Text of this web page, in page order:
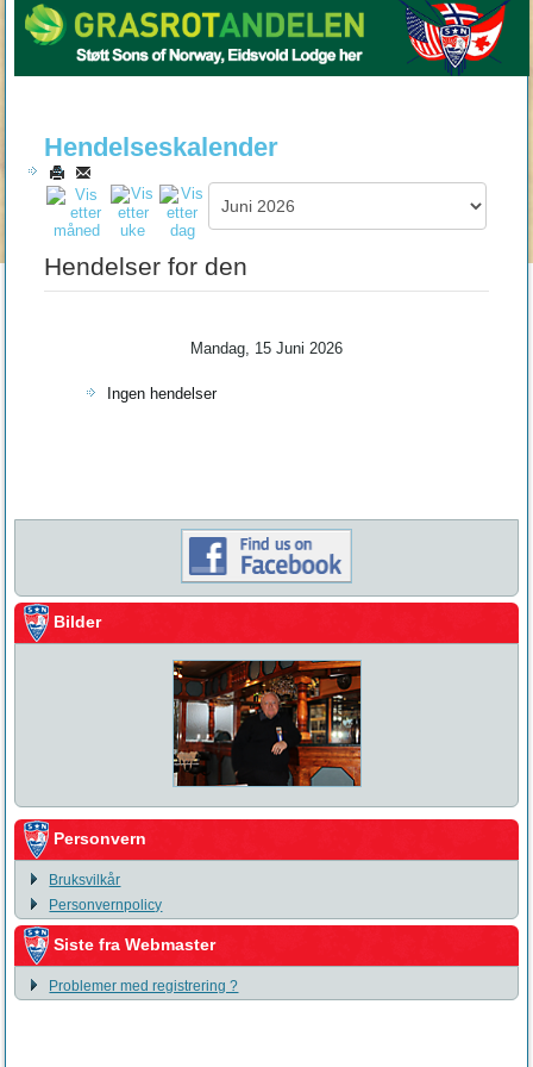
Hendelseskalender
Hendelser for den
Mandag, 15 Juni 2026
Ingen hendelser
Bilder
Personvern
Bruksvilkår
Personvernpolicy
Siste fra Webmaster
Problemer med registrering ?